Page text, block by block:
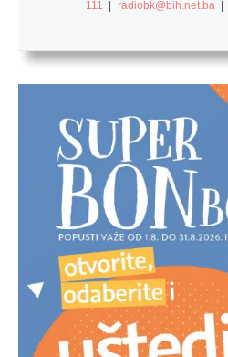
111 radiobk@bih.net.ba